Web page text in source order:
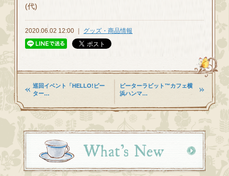
(代)
2020.06.02 12:00 ｜ グッズ・商品情報
巡回イベント「HELLO!ピー
ター…
ピーターラビット™カフェ横
浜ハンマ…